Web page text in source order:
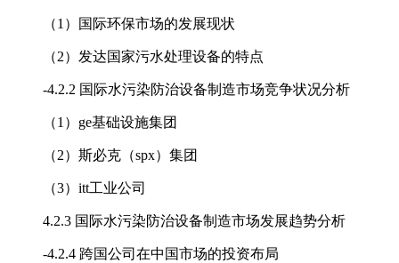
（1）国际环保市场的发展现状
（2）发达国家污水处理设备的特点
-4.2.2 国际水污染防治设备制造市场竞争状况分析
（1）ge基础设施集团
（2）斯必克（spx）集团
（3）itt工业公司
4.2.3 国际水污染防治设备制造市场发展趋势分析
-4.2.4 跨国公司在中国市场的投资布局